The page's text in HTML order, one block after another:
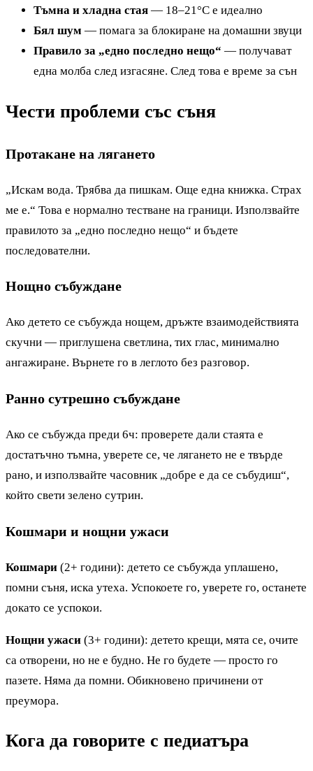
Тъмна и хладна стая — 18–21°C е идеално
Бял шум — помага за блокиране на домашни звуци
Правило за „едно последно нещо“ — получават
една молба след изгасяне. След това е време за сън
Чести проблеми със съня
Протакане на лягането
„Искам вода. Трябва да пишкам. Още една книжка. Страх
ме е.“ Това е нормално тестване на граници. Използвайте
правилото за „едно последно нещо“ и бъдете
последователни.
Нощно събуждане
Ако детето се събужда нощем, дръжте взаимодействията
скучни — приглушена светлина, тих глас, минимално
ангажиране. Върнете го в леглото без разговор.
Ранно сутрешно събуждане
Ако се събужда преди 6ч: проверете дали стаята е
достатъчно тъмна, уверете се, че лягането не е твърде
рано, и използвайте часовник „добре е да се събудиш“,
който свети зелено сутрин.
Кошмари и нощни ужаси
Кошмари (2+ години): детето се събужда уплашено,
помни съня, иска утеха. Успокоете го, уверете го, останете
докато се успокои.
Нощни ужаси (3+ години): детето крещи, мята се, очите
са отворени, но не е будно. Не го будете — просто го
пазете. Няма да помни. Обикновено причинени от
преумора.
Кога да говорите с педиатъра